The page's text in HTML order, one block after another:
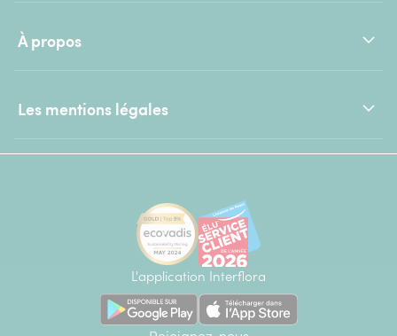
À propos
Les mentions légales
L'application Interflora